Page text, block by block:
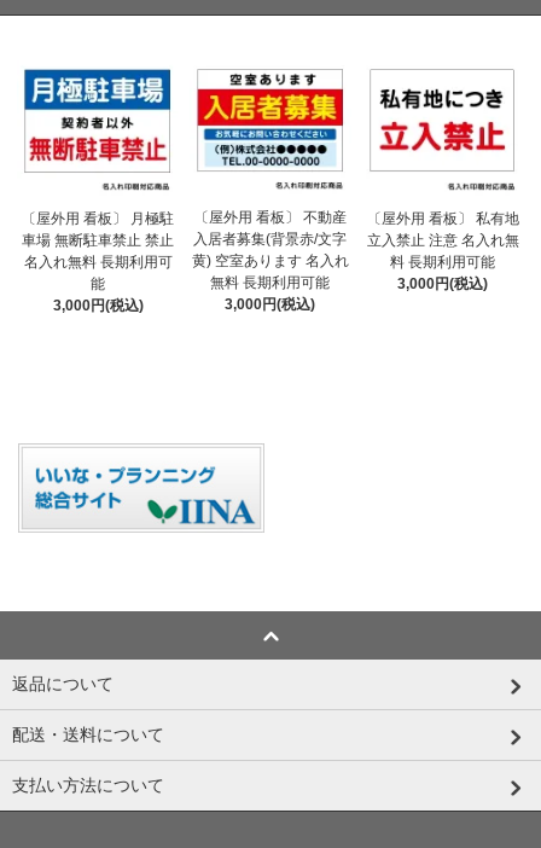
〔屋外用 看板〕 月極駐
車場 無断駐車禁止 禁止
名入れ無料 長期利用可
能
3,000円(税込)
〔屋外用 看板〕 不動産
入居者募集(背景赤/文字
黄) 空室あります 名入れ
無料 長期利用可能
3,000円(税込)
〔屋外用 看板〕 私有地
立入禁止 注意 名入れ無
料 長期利用可能
3,000円(税込)
返品について
配送・送料について
支払い方法について